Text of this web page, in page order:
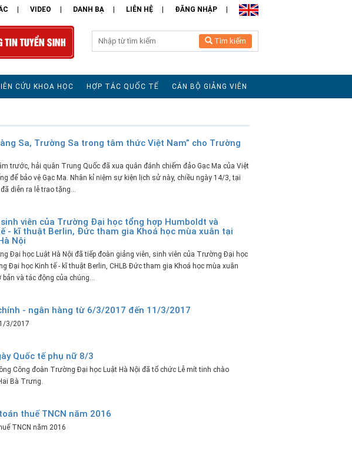
VIDEO DANH BẠ LIÊN HỆ ĐĂNG NHẬP
Tìm kiếm
CỨU KHOA HỌC HỢP TÁC QUỐC TẾ CÁN BỘ GIẢNG VIÊN
Sa, Trường Sa trong tâm thức Việt Nam” cho Trường
trước, hải quân Trung Quốc đã xua quân đánh chiếm đảo Gạc Ma của Việt
để bảo vệ Gạc Ma. Nhân kỉ niệm sự kiện lịch sử này, chiều ngày 14/3, tại
diễn ra lễ trao tặng...
viên của Trường Đại học tổng hợp Humboldt và
- kĩ thuật Berlin, Đức tham gia Khoá học mùa xuân tại
Nội
Đại học Luật Hà Nội đã tiếp đoàn giảng viên, sinh viên của Trường Đại học
Đại học Kinh tế - kĩ thuật Berlin, CHLB Đức tham gia Khoá học mùa xuân
và tác động của chúng...
- ngân hàng từ 6/3/2017 đến 11/3/2017
3/2017
Quốc tế phụ nữ 8/3
Công đoàn Trường Đại học Luật Hà Nội đã tổ chức Lễ mít tinh chào
Bà Trưng.
thuế TNCN năm 2016
TNCN năm 2016